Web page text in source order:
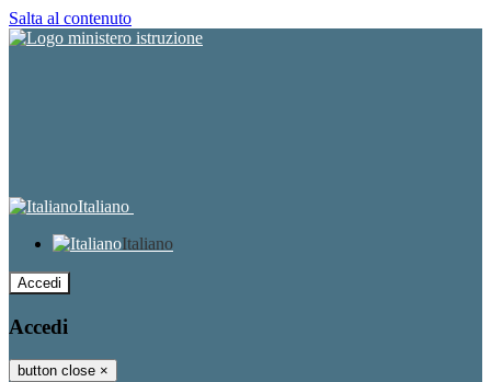
Salta al contenuto
Italiano
Italiano
Accedi
Accedi
button close ×